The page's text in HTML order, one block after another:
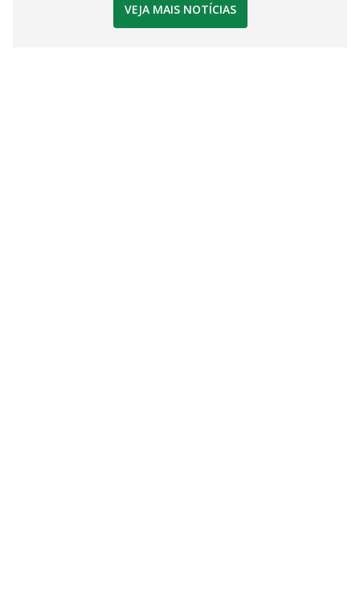
VEJA MAIS NOTÍCIAS